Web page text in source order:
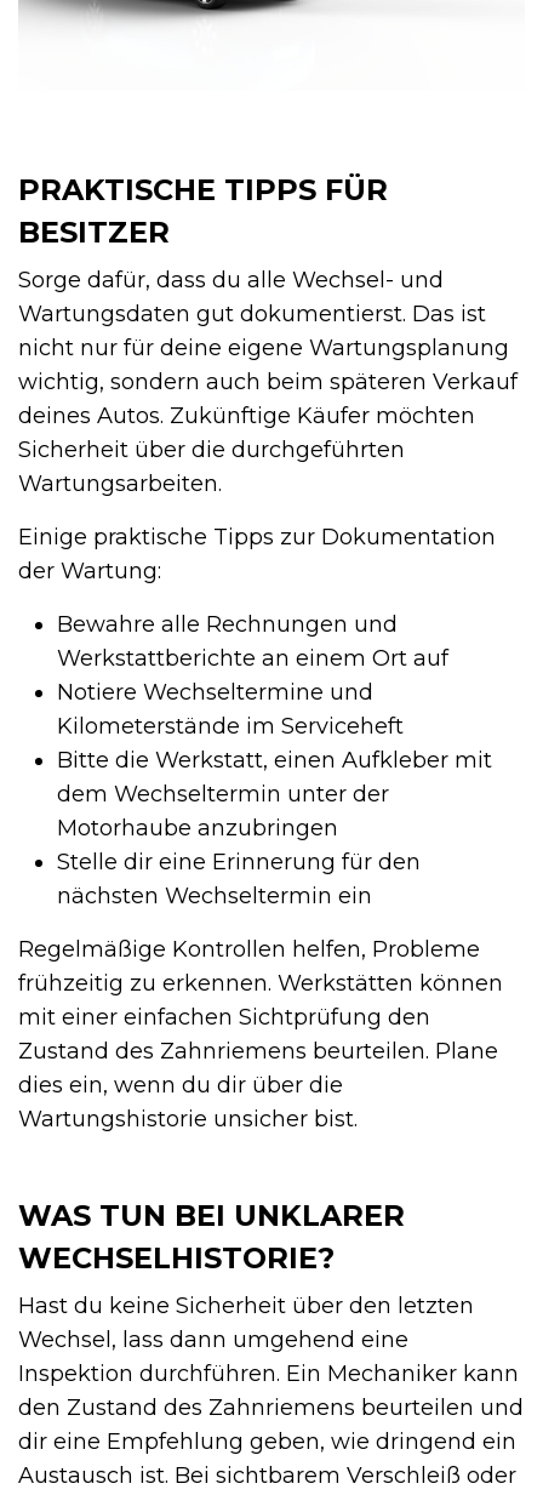
PRAKTISCHE TIPPS FÜR
BESITZER
Sorge dafür, dass du alle Wechsel- und
Wartungsdaten gut dokumentierst. Das ist
nicht nur für deine eigene Wartungsplanung
wichtig, sondern auch beim späteren Verkauf
deines Autos. Zukünftige Käufer möchten
Sicherheit über die durchgeführten
Wartungsarbeiten.
Einige praktische Tipps zur Dokumentation
der Wartung:
Bewahre alle Rechnungen und
Werkstattberichte an einem Ort auf
Notiere Wechseltermine und
Kilometerstände im Serviceheft
Bitte die Werkstatt, einen Aufkleber mit
dem Wechseltermin unter der
Motorhaube anzubringen
Stelle dir eine Erinnerung für den
nächsten Wechseltermin ein
Regelmäßige Kontrollen helfen, Probleme
frühzeitig zu erkennen. Werkstätten können
mit einer einfachen Sichtprüfung den
Zustand des Zahnriemens beurteilen. Plane
dies ein, wenn du dir über die
Wartungshistorie unsicher bist.
WAS TUN BEI UNKLARER
WECHSELHISTORIE?
Hast du keine Sicherheit über den letzten
Wechsel, lass dann umgehend eine
Inspektion durchführen. Ein Mechaniker kann
den Zustand des Zahnriemens beurteilen und
dir eine Empfehlung geben, wie dringend ein
Austausch ist. Bei sichtbarem Verschleiß oder